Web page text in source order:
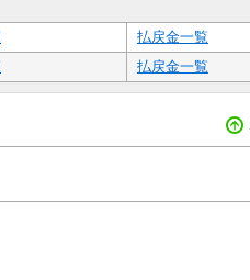
払戻金一覧
払戻金一覧